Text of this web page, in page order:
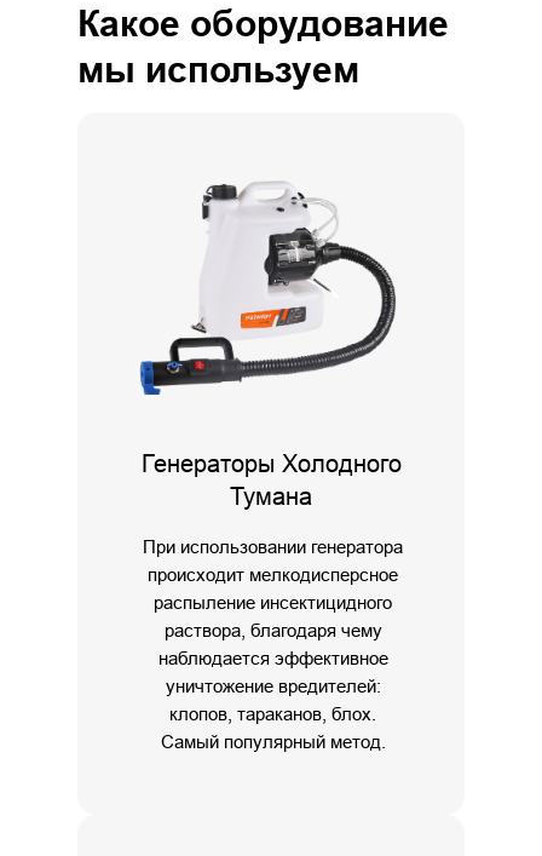
Какое оборудование
мы используем
Генераторы Холодного
Тумана
При использовании генератора
происходит мелкодисперсное
распыление инсектицидного
раствора, благодаря чему
наблюдается эффективное
уничтожение вредителей:
клопов, тараканов, блох.
Самый популярный метод.